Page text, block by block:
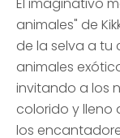
animales" de
de la selva a tu
animales
invitando a los
colorido y lleno
los